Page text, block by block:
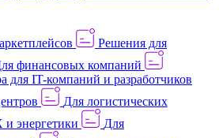
Решения для
финансовых компаний
для IT-компаний и разработчиков
Для логистических
энергетики
Для